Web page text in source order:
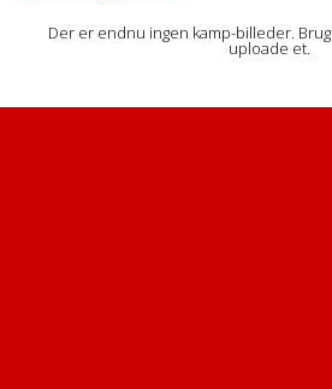
Der er endnu ingen kamp-billeder. Brug
uploade et.